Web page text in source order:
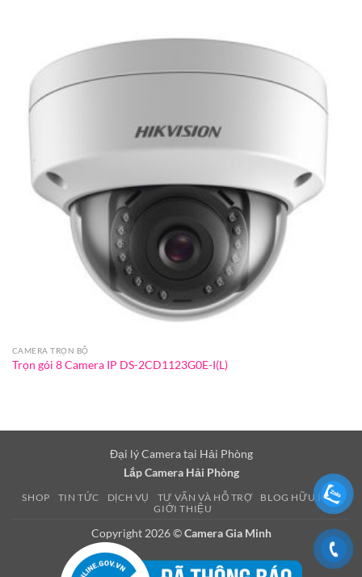
CAMERA TRỌN BỘ
Trọn gói 8 Camera IP DS-2CD1123G0E-I(L)
Đại lý Camera tại Hải Phòng
Lắp Camera Hải Phòng
SHOP TIN TỨC DỊCH VỤ TƯ VẤN VÀ HỖ TRỢ
BLOG HỮU ÍCH
GIỚI THIỆU
Copyright 2026 ©Camera Gia Minh